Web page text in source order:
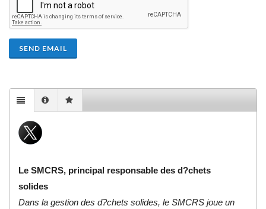
SEND EMAIL
Le SMCRS, principal responsable des d?chets
solides
Dans la gestion des d?chets solides, le SMCRS joue un